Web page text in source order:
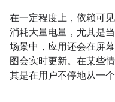
在一定程度上，依赖可
消耗大量电量，尤其是
场景中，应用还会在屏
图会实时更新。在某些
其是在用户不停地从一